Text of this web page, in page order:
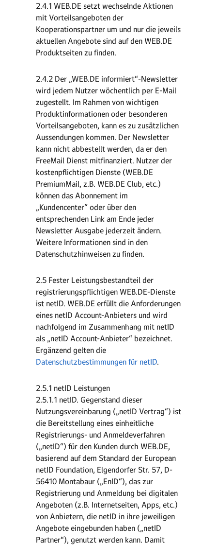
2.4.1 WEB.DE setzt wechselnde Aktionen
mit Vorteilsangeboten der
Kooperationspartner um und nur die jeweils
aktuellen Angebote sind auf den WEB.DE
Produktseiten zu finden.
2.4.2 Der „WEB.DE informiert“-Newsletter
wird jedem Nutzer wöchentlich per E-Mail
zugestellt. Im Rahmen von wichtigen
Produktinformationen oder besonderen
Vorteilsangeboten, kann es zu zusätzlichen
Aussendungen kommen. Der Newsletter
kann nicht abbestellt werden, da er den
FreeMail Dienst mitfinanziert. Nutzer der
kostenpflichtigen Dienste (WEB.DE
PremiumMail, z.B. WEB.DE Club, etc.)
können das Abonnement im
„Kundencenter“ oder über den
entsprechenden Link am Ende jeder
Newsletter Ausgabe jederzeit ändern.
Weitere Informationen sind in den
Datenschutzhinweisen zu finden.
2.5 Fester Leistungsbestandteil der
registrierungspflichtigen WEB.DE-Dienste
ist netID. WEB.DE erfüllt die Anforderungen
eines netID Account-Anbieters und wird
nachfolgend im Zusammenhang mit netID
als „netID Account-Anbieter“ bezeichnet.
Ergänzend gelten die
Datenschutzbestimmungen für netID.
2.5.1 netID Leistungen
2.5.1.1 netID. Gegenstand dieser
Nutzungsvereinbarung („netID Vertrag“) ist
die Bereitstellung eines einheitliche
Registrierungs- und Anmeldeverfahren
(„netID“) für den Kunden durch WEB.DE,
basierend auf dem Standard der European
netID Foundation, Elgendorfer Str. 57, D-
56410 Montabaur („EnID“), das zur
Registrierung und Anmeldung bei digitalen
Angeboten (z.B. Internetseiten, Apps, etc.)
von Anbietern, die netID in ihre jeweiligen
Angebote eingebunden haben („netID
Partner“), genutzt werden kann. Damit